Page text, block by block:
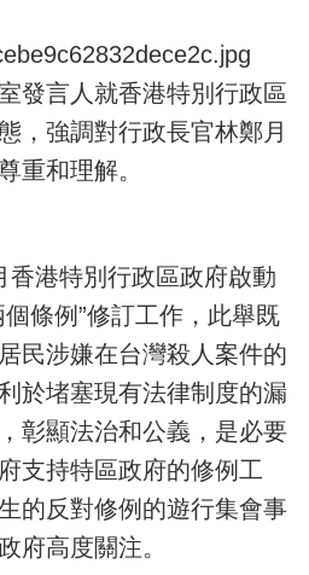
發言人就香港特別行政區
，強調對行政長官林鄭月
重和理解。
香港特別行政區政府啟動
條例”修訂工作，此舉既
民涉嫌在台灣殺人案件的
於堵塞現有法律制度的漏
彰顯法治和公義，是必要
支持特區政府的修例工
的反對修例的遊行集會事
府高度關注。